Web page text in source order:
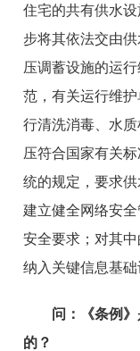
住宅的共有供水
步将其依法交由
压调蓄设施的运
范，有关运行维
行清洗消毒、水
压符合国家有关
统的规定，要求
建立健全网络安
安全要求；对其
纳入关键信息基础
问： 《条例
的？